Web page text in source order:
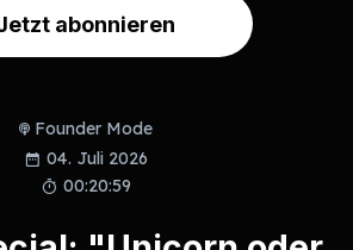
abonnieren
Founder Mode
04. Juli 2026
00:20:59